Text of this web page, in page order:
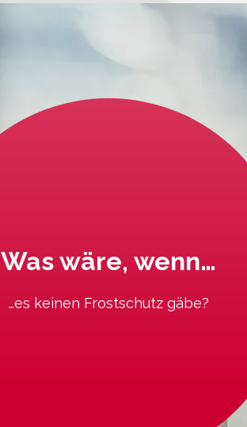
Was wäre, wenn…
…es keinen Frostschutz gäbe?